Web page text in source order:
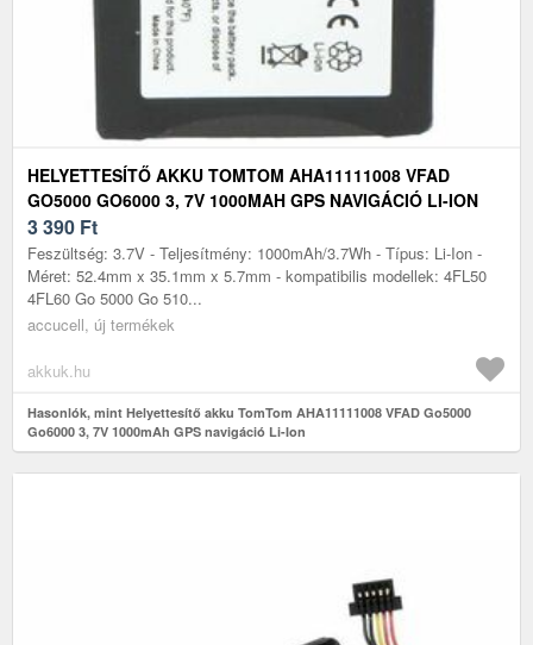
HELYETTESÍTŐ AKKU TOMTOM AHA11111008 VFAD
GO5000 GO6000 3, 7V 1000MAH GPS NAVIGÁCIÓ LI-ION
3 390 Ft
Feszültség: 3.7V - Teljesítmény: 1000mAh/3.7Wh - Típus: Li-Ion -
Méret: 52.4mm x 35.1mm x 5.7mm - kompatibilis modellek: 4FL50
4FL60 Go 5000 Go 510...
accucell, új termékek
akkuk.hu
Hasonlók, mint Helyettesítő akku TomTom AHA11111008 VFAD Go5000
Go6000 3, 7V 1000mAh GPS navigáció Li-Ion